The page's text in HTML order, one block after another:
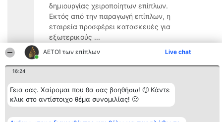
ΑΕΤΟΊ των επίπλων Live chat
16:24
Γεια σας. Χαίρομαι που θα σας βοηθήσω! 🙂 Κάντε
κλικ στο αντίστοιχο θέμα συνομιλίας! 🙂
δημιουργίας χειροποίητων επίπλων.
Εκτός από την παραγωγή επίπλων, η
εταιρεία προσφέρει κατασκευές για
εξωτερικούς ...
9.4
Διοργανωτής της
κατάταξης
BEAUTIFUL COMPANY
ΤΗΛ. ΕΠΙΚΟΙΝΩΝΙΑΣ:
Κατάταξη
Διακριθέντες
Λίστα όλων
διακριθέντων
Επικοινωνία